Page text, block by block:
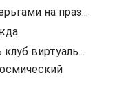
на праз...
виртуаль...